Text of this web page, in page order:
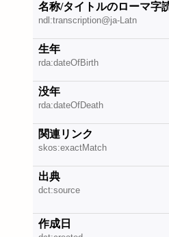
名称/タイトルのローマ字
ndl:transcription@ja-Latn
生年
rda:dateOfBirth
没年
rda:dateOfDeath
関連リンク
skos:exactMatch
出典
dct:source
作成日